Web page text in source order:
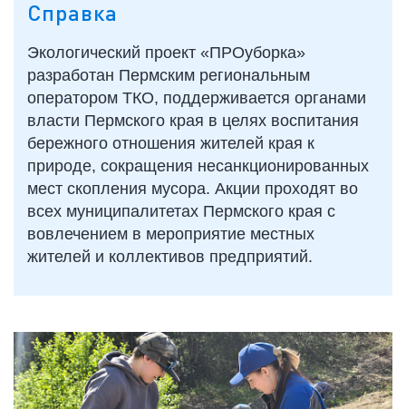
Справка
Экологический проект «ПРОуборка»
разработан Пермским региональным
оператором ТКО, поддерживается органами
власти Пермского края в целях воспитания
бережного отношения жителей края к
природе, сокращения несанкционированных
мест скопления мусора. Акции проходят во
всех муниципалитетах Пермского края с
вовлечением в мероприятие местных
жителей и коллективов предприятий.